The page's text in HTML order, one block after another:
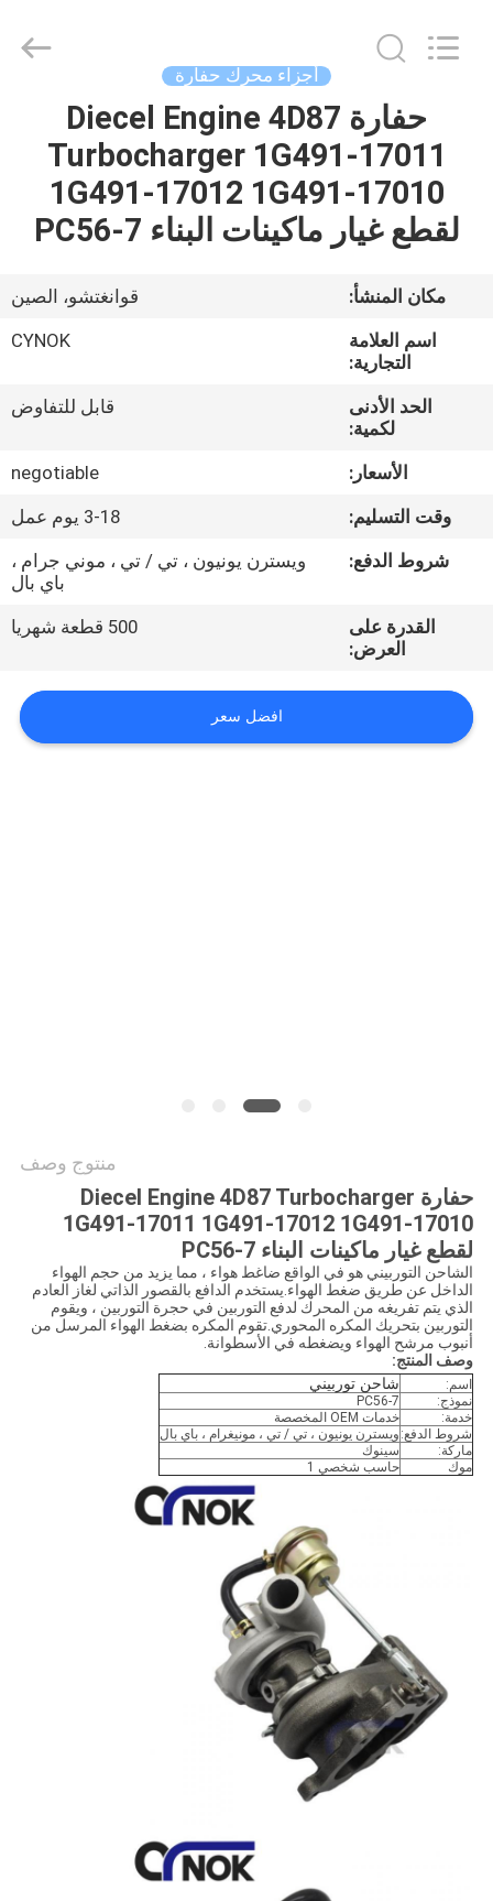
منزل،
منتجات
معلومات
جولة
المعمل
مراقبة
بنا
أجزاء محرك حفارة
حفارة Diecel Engine 4D87
Turbocharger 1G491-17011
1G491-17012 1G491-17010
لقطع غيار ماكينات البناء PC56-7
مكان المنشأ:
قوانغتشو، الصين
اسم العلامة
التجارية:
CYNOK
الحد الأدنى
لكمية:
قابل للتفاوض
الأسعار:
negotiable
وقت التسليم:
3-18 يوم عمل
شروط الدفع:
ويسترن يونيون ، تي / تي ، موني جرام ،
باي بال
القدرة على
العرض:
500 قطعة شهريا
افضل سعر
منتوج وصف
حفارة Diecel Engine 4D87 Turbocharger
1G491-17011 1G491-17012 1G491-17010
لقطع غيار ماكينات البناء PC56-7
الشاحن التوربيني هو في الواقع ضاغط هواء ، مما يزيد من حجم الهواء
الداخل عن طريق ضغط الهواء.يستخدم الدافع بالقصور الذاتي لغاز العادم
الذي يتم تفريغه من المحرك لدفع التوربين في حجرة التوربين ، ويقوم
التوربين بتحريك المكره المحوري.تقوم المكره بضغط الهواء المرسل من
أنبوب مرشح الهواء ويضغطه في الأسطوانة.
وصف المنتج:
اسم: شاحن توربيني
نموذج:
PC56-7
خدمة:
خدمات OEM المخصصة
شروط الدفع: ويسترن يونيون ، تي / تي ، مونيغرام ، باي بال
ماركة:
سينوك
موك
حاسب شخصي 1